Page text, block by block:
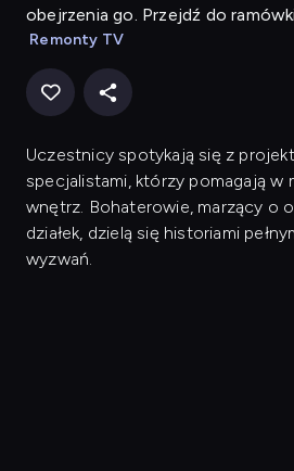
obejrzenia go. Przejdź do
Remonty TV
Uczestnicy spotykają się z
specjalistami, którzy pomagają w
wnętrz. Bohaterowie, marzący o
działek, dzielą się historiami
wyzwań.